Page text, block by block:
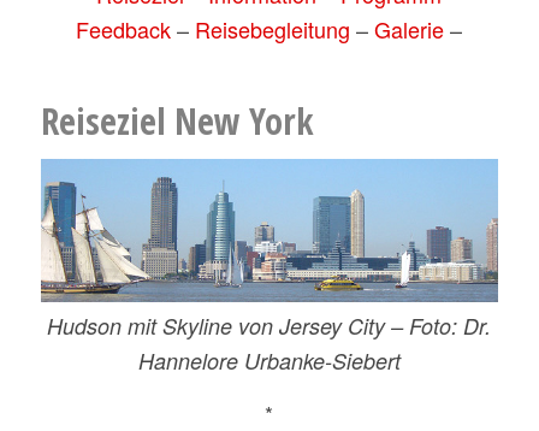
Feedback– Reisebegleitung –Galerie–
Reiseziel New York
Hudson mit Skyline von Jersey City – Foto: Dr.
Hannelore Urbanke-Siebert
*